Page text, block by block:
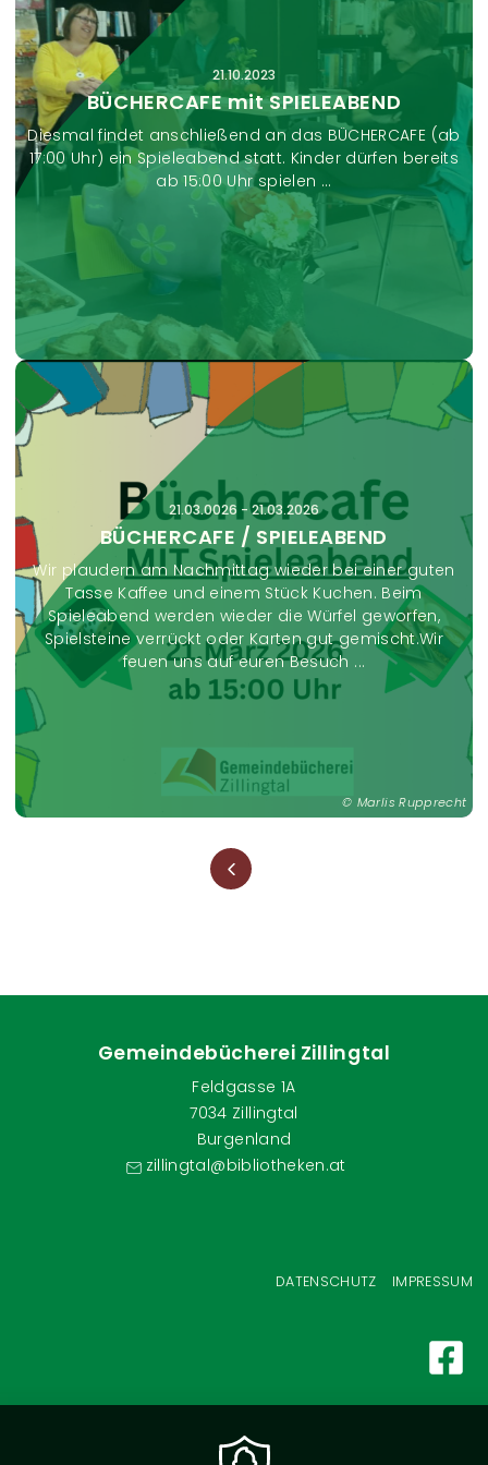
s
t
a
l
t
u
e
n
21.10.2023
BÜCHERCAFE mit SPIELEABEND
Diesmal findet anschließend an das BÜCHERCAFE (ab
17:00 Uhr) ein Spieleabend statt. Kinder dürfen bereits
ab 15:00 Uhr spielen ...
Marlis Rupprecht
21.03.0026 -21.03.2026
BÜCHERCAFE / SPIELEABEND
Wir plaudern am Nachmittag wieder bei einer guten
Tasse Kaffee und einem Stück Kuchen. Beim
Spieleabend werden wieder die Würfel geworfen,
Spielsteine verrückt oder Karten gut gemischt.Wir
feuen uns auf euren Besuch ...
Gemeindebücherei Zillingtal
Feldgasse 1A
7034 Zillingtal
Burgenland
zillingtal@bibliotheken.at
DATENSCHUTZ IMPRESSUM